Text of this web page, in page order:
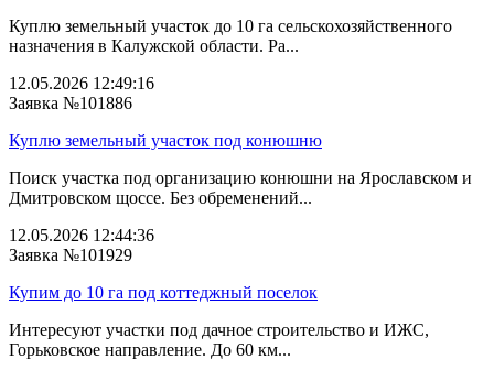
Куплю земельный участок до 10 га сельскохозяйственного
назначения в Калужской области. Ра...
12.05.2026 12:49:16
Заявка №101886
Куплю земельный участок под конюшню
Поиск участка под организацию конюшни на Ярославском и
Дмитровском щоссе. Без обременений...
12.05.2026 12:44:36
Заявка №101929
Купим до 10 га под коттеджный поселок
Интересуют участки под дачное строительство и ИЖС,
Горьковское направление. До 60 км...